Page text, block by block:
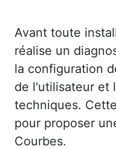
Avant toute
réalise un
la configuration
de l'utilisateur et
techniques.
pour proposer
Courbes.